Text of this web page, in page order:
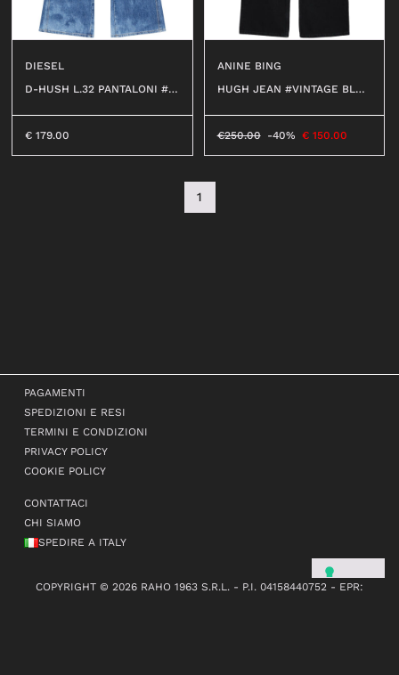
DIESEL
D-HUSH L.32 PANTALONI #0
€ 179.00
ANINE BING
HUGH JEAN #VINTAGE BLAC
€250.00 -40% € 150.00
1
PAGAMENTI
SPEDIZIONI E RESI
TERMINI E CONDIZIONI
PRIVACY POLICY
COOKIE POLICY
CONTATTACI
CHI SIAMO
SPEDIRE A ITALY
COPYRIGHT © 2026 RAHO 1963 S.R.L. - P.I. 04158440752 - EPR: